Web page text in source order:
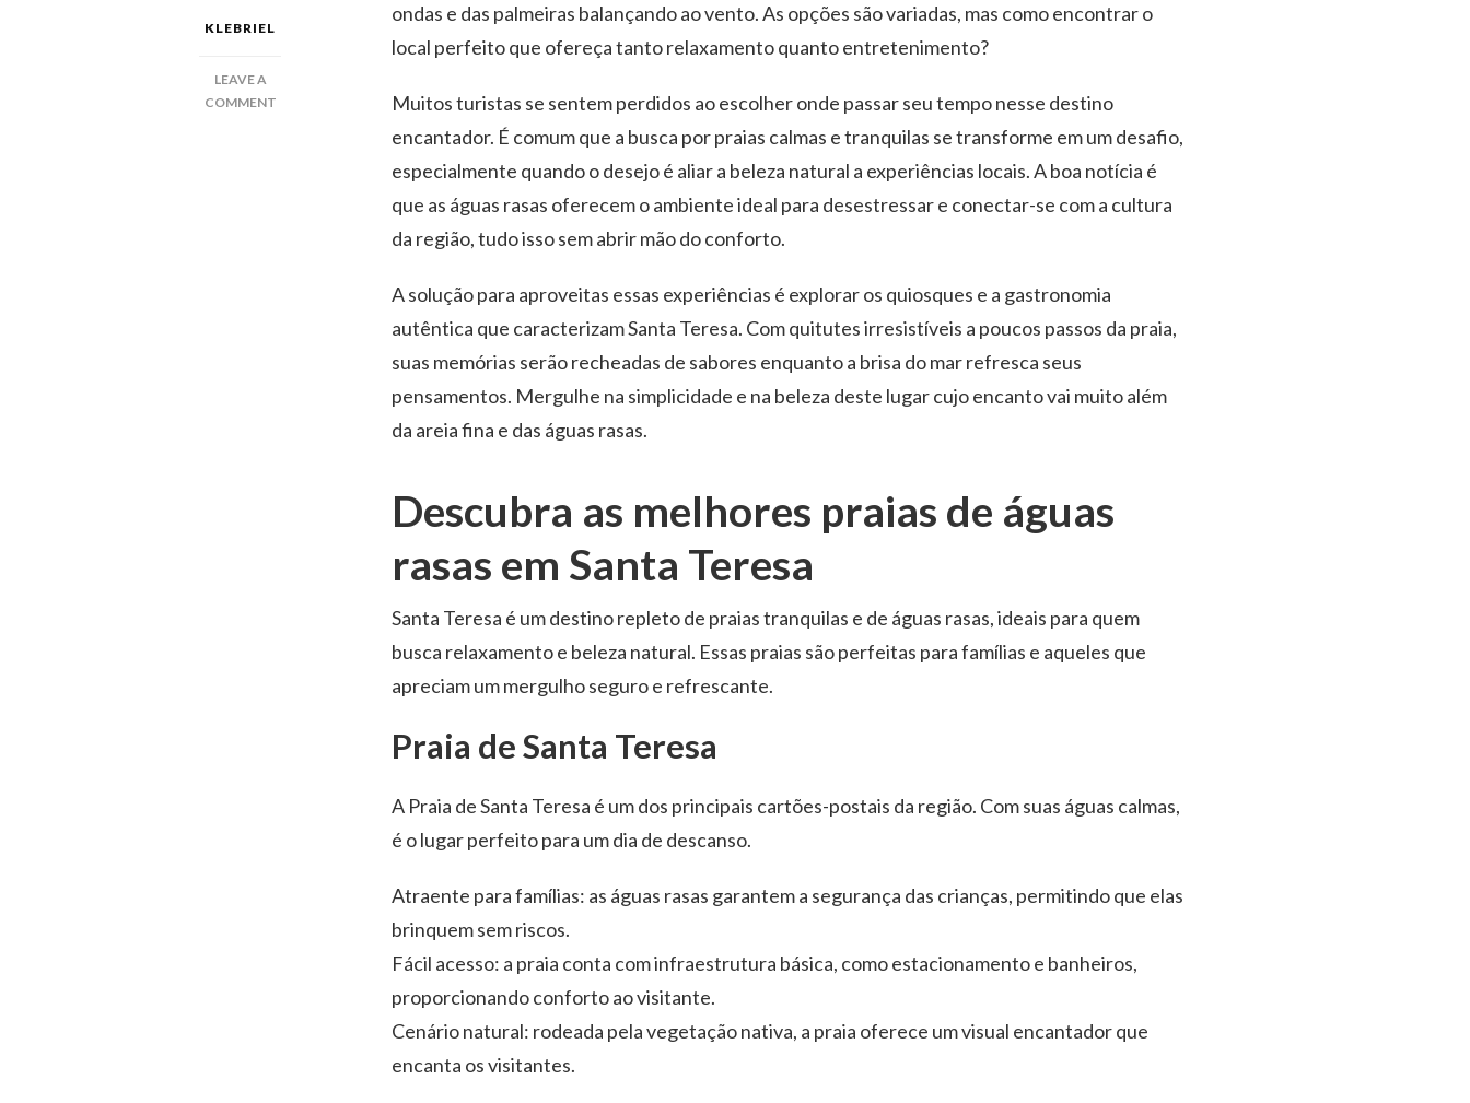
KLEBRIEL
LEAVE A
COMMENTON
ondas e das palmeiras balançando ao vento. As opções são variadas, mas como encontrar o
local perfeito que ofereça tanto relaxamento quanto entretenimento?
Muitos turistas se sentem perdidos ao escolher onde passar seu tempo nesse destino
encantador. É comum que a busca por praias calmas e tranquilas se transforme em um desafio,
especialmente quando o desejo é aliar a beleza natural a experiências locais. A boa notícia é
que as águas rasas oferecem o ambiente ideal para desestressar e conectar-se com a cultura
da região, tudo isso sem abrir mão do conforto.
A solução para aproveitas essas experiências é explorar os quiosques e a gastronomia
autêntica que caracterizam Santa Teresa. Com quitutes irresistíveis a poucos passos da praia,
suas memórias serão recheadas de sabores enquanto a brisa do mar refresca seus
pensamentos. Mergulhe na simplicidade e na beleza deste lugar cujo encanto vai muito além
da areia fina e das águas rasas.
Descubra as melhores praias de águas
rasas em Santa Teresa
Santa Teresa é um destino repleto de praias tranquilas e de águas rasas, ideais para quem
busca relaxamento e beleza natural. Essas praias são perfeitas para famílias e aqueles que
apreciam um mergulho seguro e refrescante.
Praia de Santa Teresa
A Praia de Santa Teresa é um dos principais cartões-postais da região. Com suas águas calmas,
é o lugar perfeito para um dia de descanso.
Atraente para famílias: as águas rasas garantem a segurança das crianças, permitindo que elas
brinquem sem riscos.
Fácil acesso: a praia conta com infraestrutura básica, como estacionamento e banheiros,
proporcionando conforto ao visitante.
Cenário natural: rodeada pela vegetação nativa, a praia oferece um visual encantador que
encanta os visitantes.